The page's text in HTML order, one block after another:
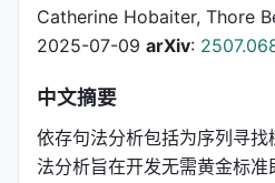
Catherine Hobaiter, Thore
2025-07-09 arXiv:
中文摘要
依存句法分析包括为序列寻
法分析旨在开发无需黄金标